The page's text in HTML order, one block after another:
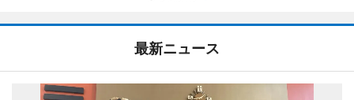
最新ニュース